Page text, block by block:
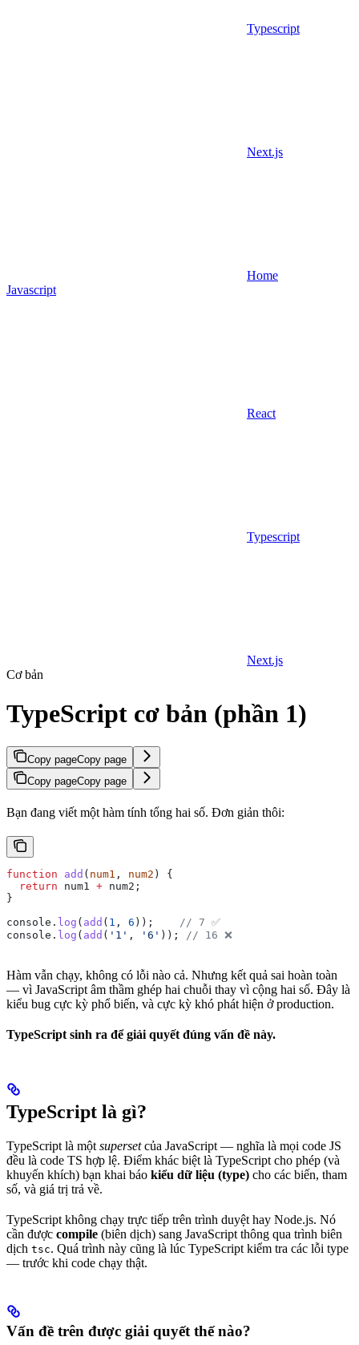
Typescript
Next.js
Home
Javascript
React
Typescript
Next.js
Cơ bản
TypeScript cơ bản (phần 1)
Copy pageCopy page
Copy pageCopy page
Bạn đang viết một hàm tính tổng hai số. Đơn giản thôi:
function add ( num1 , num2 ) {
  return
num1 + num2 ;
}
console . log ( add ( 1 , 6 ));
// 7 ✅
console . log ( add ( '1' , '6' )); // 16 ❌
Hàm vẫn chạy, không có lỗi nào cả. Nhưng kết quả sai hoàn toàn
— vì JavaScript âm thầm ghép hai chuỗi thay vì cộng hai số. Đây là
kiểu bug cực kỳ phổ biến, và cực kỳ khó phát hiện ở production.
TypeScript sinh ra để giải quyết đúng vấn đề này.
TypeScript là gì?
TypeScript là một supersetcủa JavaScript — nghĩa là mọi code JS
đều là code TS hợp lệ. Điểm khác biệt là TypeScript cho phép (và
khuyến khích) bạn khai báo kiểu dữ liệu (type) cho các biến, tham
số, và giá trị trả về.
TypeScript không chạy trực tiếp trên trình duyệt hay Node.js. Nó
cần được compile (biên dịch) sang JavaScript thông qua trình biên
dịch tsc. Quá trình này cũng là lúc TypeScript kiểm tra các lỗi type
— trước khi code chạy thật.
Vấn đề trên được giải quyết thế nào?